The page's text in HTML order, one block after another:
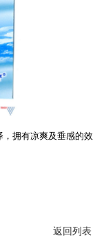
拥有凉爽及垂感的效
返回列表